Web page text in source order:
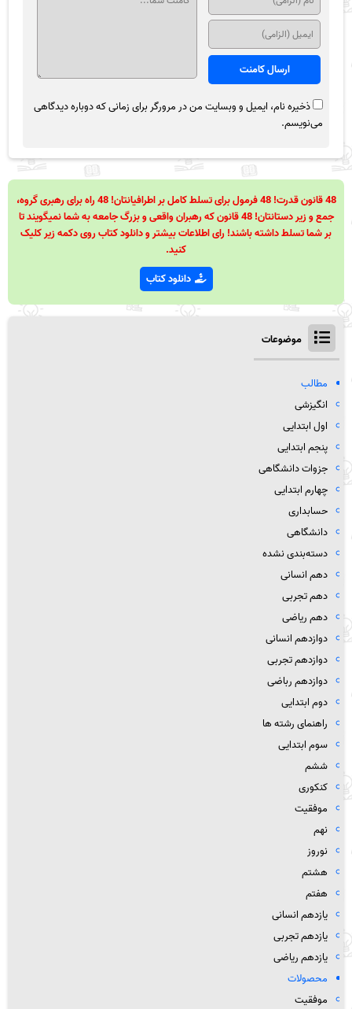
ذخیره نام، ایمیل و وبسایت من در مرورگر برای زمانی که دوباره دیدگاهی
می‌نویسم.
48 قانون قدرت! 48 فرمول برای تسلط کامل بر اطرافیانتان! 48 راه برای رهبری گروه،
جمع و زیر دستانتان! 48 قانون که رهبران واقعی و بزرگ جامعه به شما نمیگویند تا
بر شما تسلط داشته باشند! رای اطلاعات بیشتر و دانلود کتاب روی دکمه زیر کلیک
کنید.
دانلود کتاب
موضوعات
مطالب
انگیزشی
اول ابتدایی
پنجم ابتدایی
جزوات دانشگاهی
چهارم ابتدایی
حسابداری
دانشگاهی
دسته‌بندی نشده
دهم انسانی
دهم تجربی
دهم ریاضی
دوازدهم انسانی
دوازدهم تجربی
دوازدهم رباضی
دوم ابتدایی
راهنمای رشته ها
سوم ابتدایی
ششم
کنکوری
موفقیت
نهم
نوروز
هشتم
هفتم
یازدهم انسانی
یازدهم تجربی
یازدهم ریاضی
محصولات
موفقیت